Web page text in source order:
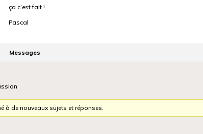
ça c’est fait !
Pascal
Messages
à de nouveaux sujets et réponses.